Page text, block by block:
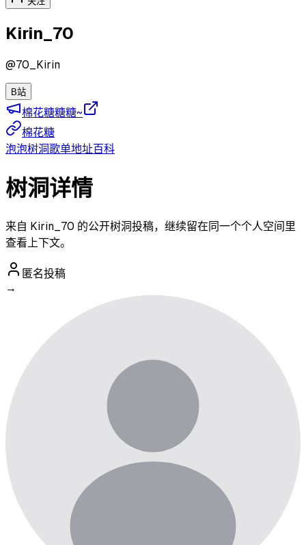
Kirin_70
@70_Kirin
B站
棉花糖糖糖~
棉花糖
泡泡树洞歌单地址百科
树洞详情
来自 Kirin_70 的公开树洞投稿，继续留在同一个个人空间里
查看上下文。
匿名投稿
→